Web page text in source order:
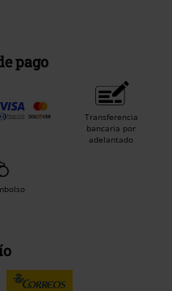
pago
Transferencia
bancaria por
adelantado